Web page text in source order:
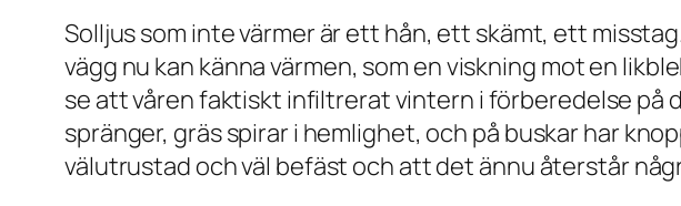
Solljus som inte värmer är ett hån, ett skämt, ett
vägg nu kan känna värmen, som en viskning mot en
se att våren faktiskt infiltrerat vintern i förberedelse på
spränger, gräs spirar i hemlighet, och på buskar har
välutrustad och väl befäst och att det ännu återstår